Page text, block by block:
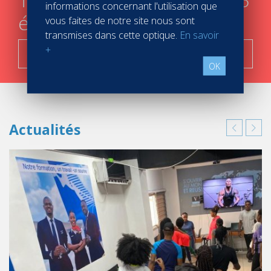
étapes
Actualités
informations concernant l'utilisation que
vous faites de notre site nous sont
transmises dans cette optique. En savoir
+
OK